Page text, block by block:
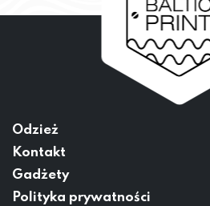
Odzież
Kontakt
Gadżety
Polityka prywatności